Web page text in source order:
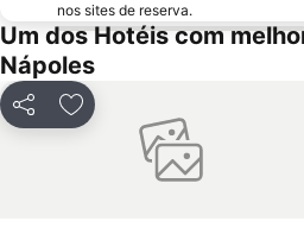
Marina Piccola
Miano
Seiano
La Piazzetta
nos sites de reserva.
Um dos Hotéis com
Nápoles
PartilharAdicionar aos favoritos